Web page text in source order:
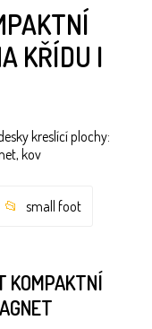
KŘÍDU I
kreslící plochy:
kov
small foot
KOMPAKTNÍ